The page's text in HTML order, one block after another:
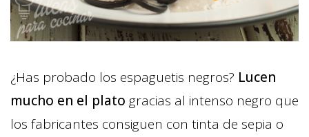
¿Has probado los espaguetis negros? Lucen
mucho en el plato gracias al intenso negro que
los fabricantes consiguen con tinta de sepia o